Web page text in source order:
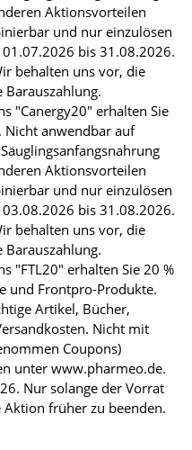
Aktionsvorteilen
und nur einzulösen
bis 31.08.2026.
behalten uns vor, die
"Canergy20" erhalten Sie
Nicht anwendbar auf
Aktionsvorteilen
und nur einzulösen
bis 31.08.2026.
behalten uns vor, die
"FTL20" erhalten Sie 20 %
und Frontpro-Produkte.
Artikel, Bücher,
Nicht mit
Coupons)
unter www.pharmeo.de.
Nur solange der Vorrat
früher zu beenden.